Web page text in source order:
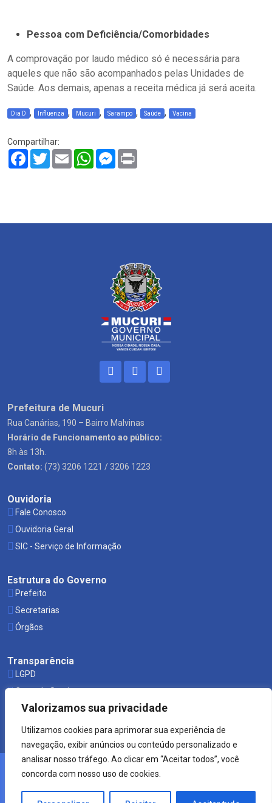
Valorizamos sua privacidade
Utilizamos cookies para aprimorar sua experiência de
navegação, exibir anúncios ou conteúdo personalizado e
analisar nosso tráfego. Ao clicar em “Aceitar todos”, você
concorda com nosso uso de cookies.
Pessoa com Deficiência/Comorbidades
A comprovação por laudo médico só é necessária para
aqueles que não são acompanhados pelas Unidades de
Saúde. Aos demais, apenas a receita médica já será aceita.
Dia D , Influenza , Mucuri , Sarampo , Saúde , Vacina
Compartilhar:
Facebook
TwitterEmail WhatsAppMessenger
Prefeitura de Mucuri
Rua Canárias, 190 – Bairro Malvinas
Horário de Funcionamento ao público:
8h às 13h.
Contato: (73) 3206 1221 / 3206 1223
Ouvidoria
Fale Conosco
Ouvidoria Geral
SIC - Serviço de Informação
Estrutura do Governo
Prefeito
Secretarias
Órgãos
Transparência
LGPD
Carta de Serviços
Leis Municipais
Crearte WEB